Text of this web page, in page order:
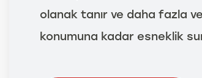
olanak tanır ve daha fazla
konumuna kadar esneklik